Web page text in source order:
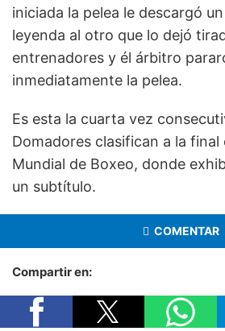
iniciada la pelea le descargó
leyenda al otro que lo dejó
entrenadores y él árbitro
inmediatamente la pelea.
Es esta la cuarta vez
Domadores clasifican a la final
Mundial de Boxeo, donde
un subtítulo.
COMENTAR
Compartir en: